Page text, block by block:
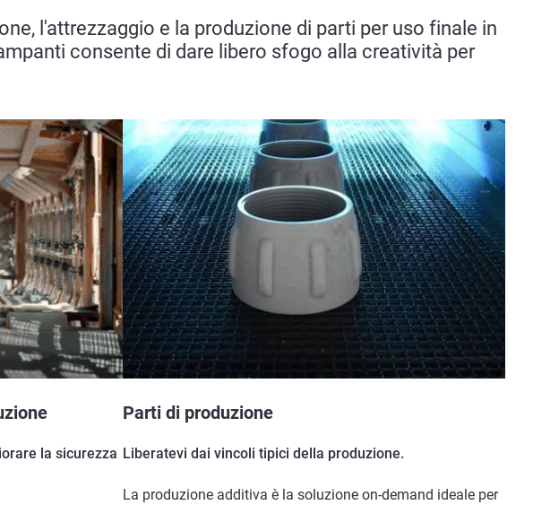
l'attrezzaggio e la produzione di parti per uso finale in
consente di dare libero sfogo alla creatività per
la sicurezza
Parti di produzione
Liberatevi dai vincoli tipici della produzione.
La produzione additiva è la soluzione on-demand ideale per